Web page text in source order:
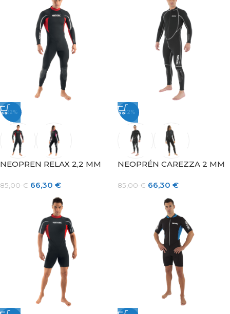
-22%
NEOPREN RELAX 2,2 MM
85,00€ 66,30 €
-22%
NEOPRÉN CAREZZA 2 MM
85,00€ 66,30 €